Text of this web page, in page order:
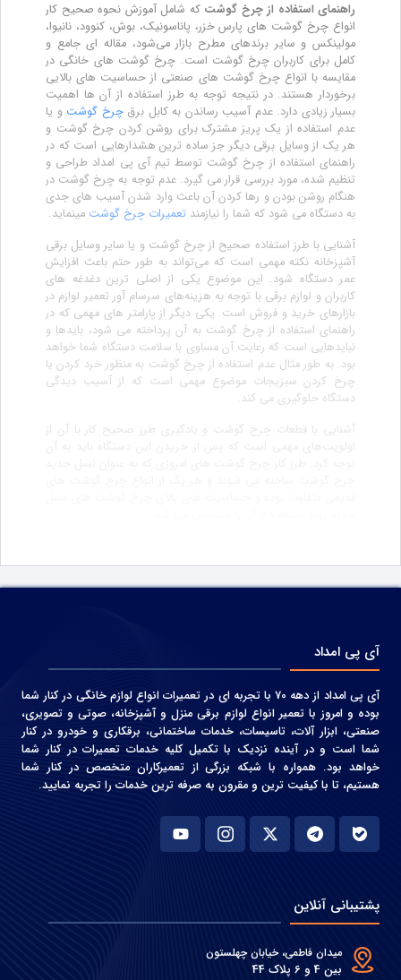
راهنمای استفاده از چرخ گوشت که شامل آموزش نحوه صحیح کار
انواع چرخ گوشت های پارس خزر، پاناسونیک، بوش، کنوود، نانیوا،
مولینکس و سایر برندهای مطرح بازار می‌شود، مقاله ای جامع و
کامل برای کاربران چرخ گوشت است. چرخ گوشت های خانگی در
مقایسه با انواع چرخ گوشت های صنعتی از حساسیت های بالایی
برخوردار هستند. در نتیجه توجه به طرز استفاده از آن ها اهمیت
بسیار زیادی دارد. عدم آسیب رساندن به کابل برقچرخ گوشت و یا
عدم استفاده از یک پریز مشترک برای روشن کردن چرخ گوشت و
هر یک از وسایل برقی دیگر جز ساده ترین هشدارهایی است که در
راهنمای استفاده از چرخ گوشت توسط تیم آی پی امداد طراحی و
تنظیم شده، مورد بررسی قرار می گیرد. عدم توجه به چرخ گوشت در
هنگام روشن بودن و رها کردن آن باعث وارد شدن آسیب های جدی
به دستگاه می شود که شما را نیازمند تعمیرات چرخ گوشت مینماید.
آشنایی با طرز استفاده صحیح از چرخ گوشت و یا سایر وسایل برقی
آشپزخانه نکته مهمی است که می‌تواند به طور حتم باعث افزایش
عمر دستگاه شود. این موضوع یکی از اصلی ترین دغدغه های
کاربران و لوازم برقی با توجه به هزینه‌های سرسام آور تعمیر لوازم در
بازارهای خرید و فروش است. یکی دیگر از پارامتر های مهمی که در
راهنمای استفاده از چرخ گوشت به آن پرداخته می شود، بایدها و
نبایدهایی است که رعایت آن مساوی با سلامت دستگاه شما خواهد
بود. به طور مثال عدم استفاده از چرخ گوشت به منظور خرد کردن یا
چرخ کردن سبزیجات موضوع مهمی است که از آسیب دیدگی
دستگاه جلوگیری می کند.
آشنایی با قطعات چرخ گوشت و یادگیری طرز صحیح کار با آن از
آی پی امداد
آی پی امداد از دهه 70 با تجربه ای در تعمیرات انواع لوازم خانگی در کنار شما
بوده و امروز با تعمیر انواع لوازم برقی منزل و آشپزخانه، صوتی و‌ تصویری،
صنعتی، ابزار آلات، تاسیسات، خدمات ساختمانی، برقکاری و خودرو در کنار
شما است و در آینده نزدیک با تکمیل کلیه خدمات تعمیرات در کنار شما
خواهد بود. همواره با شبکه بزرگی از تعمیرکاران متخصص در کنار شما
هستیم، تا با کیفیت ترین و مقرون به صرفه ترین خدمات را تجربه نمایید.
پشتیبانی آنلاین
میدان فاطمی، خیابان چهلستون
بین 4 و 6 پلاک 44